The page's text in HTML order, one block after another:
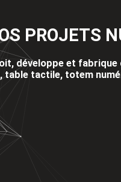
PROJETS
développe et
, table tactile, totem